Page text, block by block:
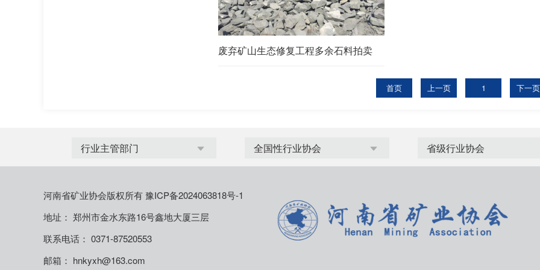
废弃矿山生态修复工程多余石料拍卖
首页 上一页 1 下一页
河南省矿业协会版权所有豫ICP备2024063818号-1
地址： 郑州市金水东路16号鑫地大厦三层
联系电话： 0371-87520553
邮箱： hnkyxh@163.com